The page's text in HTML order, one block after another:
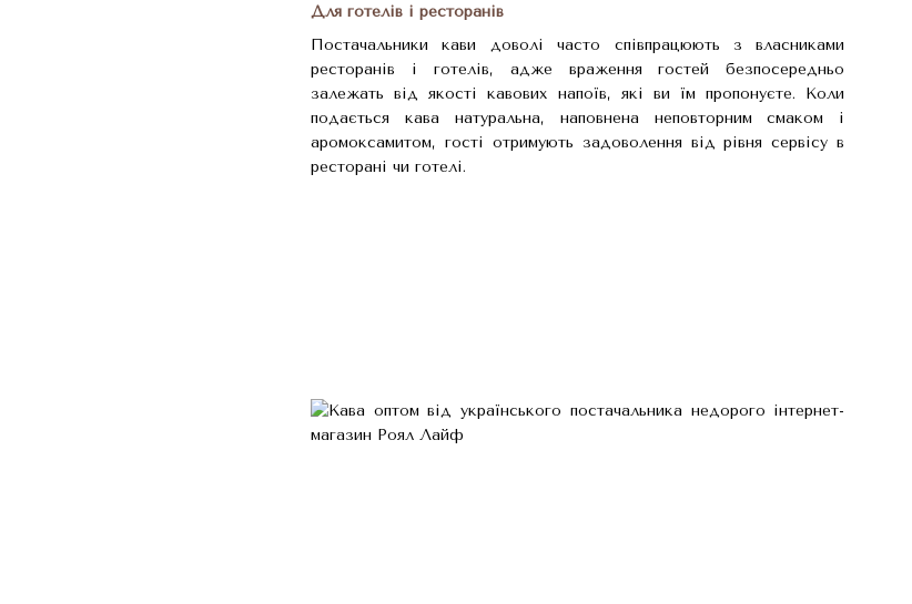
Для готелів і ресторанів
Постачальники кави доволі часто співпрацюють з власниками
ресторанів і готелів, адже враження гостей безпосередньо
залежать від якості кавових напоїв, які ви їм пропонуєте. Коли
подається кава натуральна, наповнена неповторним смаком і
аромоксамитом, гості отримують задоволення від рівня сервісу в
ресторані чи готелі.